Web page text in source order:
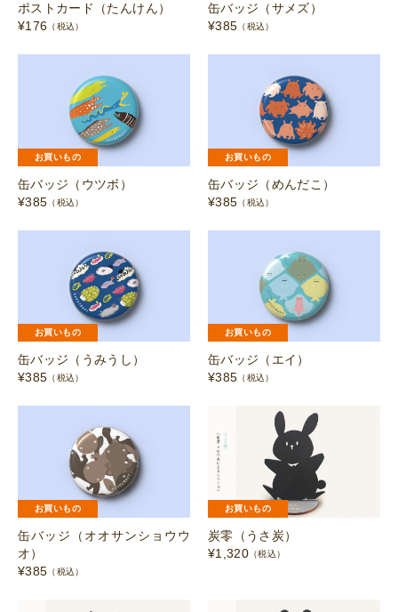
ポストカード（たんけん）
¥176 （税込）
缶バッジ（サメズ）
¥385 （税込）
お買いもの
缶バッジ（ウツボ）
¥385 （税込）
お買いもの
缶バッジ（めんだこ）
¥385 （税込）
お買いもの
缶バッジ（うみうし）
¥385 （税込）
お買いもの
缶バッジ（エイ）
¥385 （税込）
お買いもの
缶バッジ（オオサンショウウ
オ）
¥385 （税込）
お買いもの
炭零（うさ炭）
¥1,320 （税込）